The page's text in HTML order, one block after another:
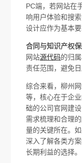
PC端，若网站在
响用户体验和搜
设计应作为基本
合同与知识产权
网站源代码的归
责任范围，避免
综合来看，柳州
等，核心在于企
础的公司官网建
需求梳理和合理
量的关键所在。
深入了解各类方
长期利益的选择。